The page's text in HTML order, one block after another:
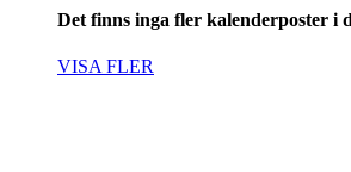
Det finns inga fler kalenderposter i
VISA FLER